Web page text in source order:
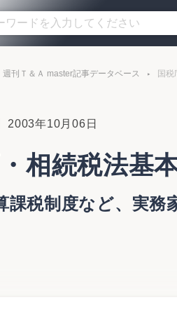
週刊Ｔ＆Ａ master記事データベース 国税
2003年10月06日
相続税法基
課税制度など、実務